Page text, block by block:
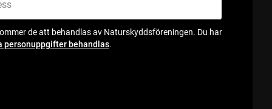
de att behandlas av Naturskyddsföreningen. Du har
personuppgifter behandlas.